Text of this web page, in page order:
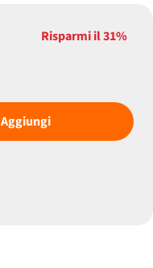
Risparmi il31%
Aggiungi